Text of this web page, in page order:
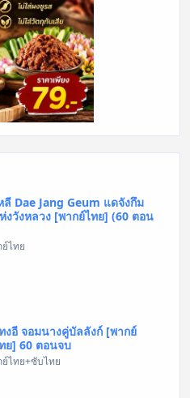
ลี Dae Jang Geum แดจังกึม
งวังหลวง [พากย์ไทย] (60 ตอน
ไทย
งอี จอมนางคู่บัลลังก์ [พากย์
ย] 60 ตอนจบ
ย์ไทย+ซับไทย